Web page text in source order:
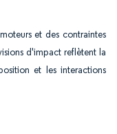
et des contraintes
d'impact reflètent la
et les interactions